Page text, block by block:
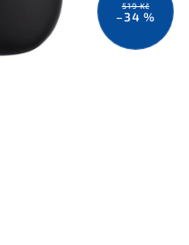
519 Kč
–34 %